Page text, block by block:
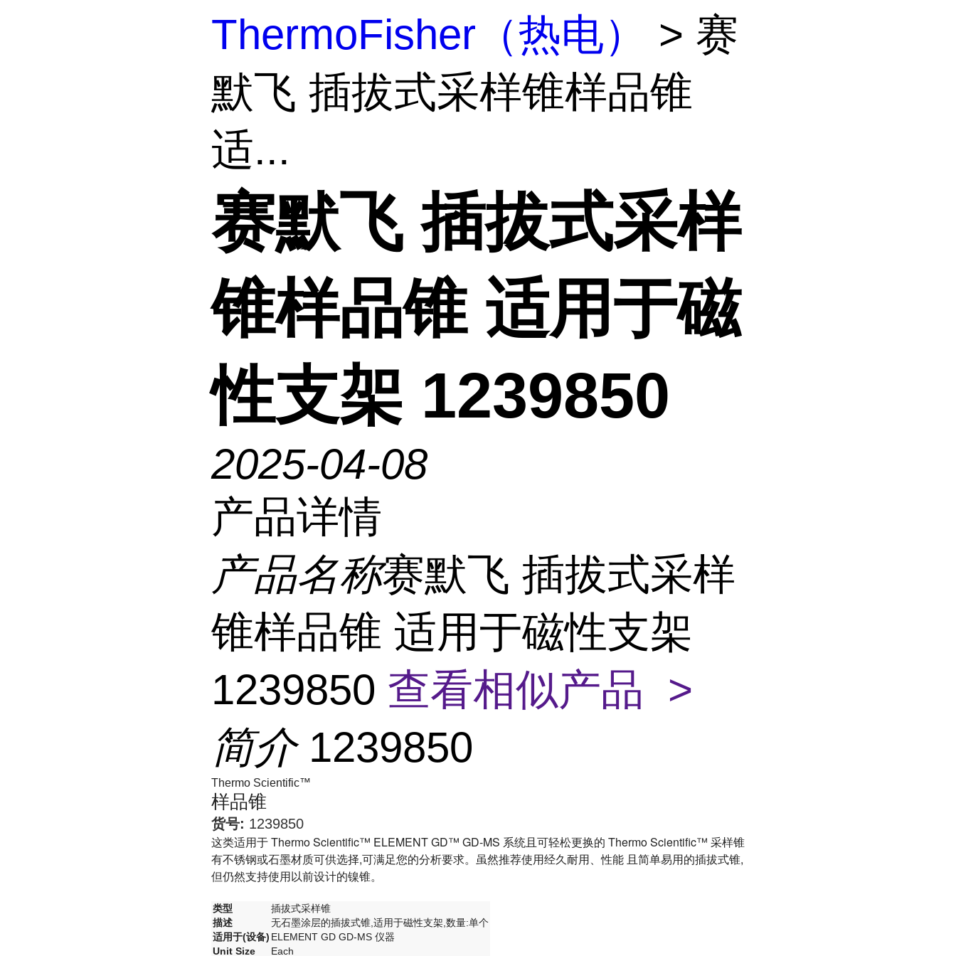
ThermoFisher（热电）
> 赛
默飞 插拔式采样锥样品锥
适...
赛默飞 插拔式采样
锥样品锥 适用于磁
性支架 1239850
2025-04-08
产品详情
产品名称赛默飞 插拔式采样
锥样品锥 适用于磁性支架
1239850 查看相似产品 >
简介 1239850
Thermo Scientific™
样品锥
货号: 1239850
这类适用于 Thermo Scientific™ ELEMENT GD™ GD-MS 系统且可轻松更换的 Thermo Scientific™ 采样锥
有不锈钢或石墨材质可供选择,可满足您的分析要求。虽然推荐使用经久耐用、性能 且简单易用的插拔式锥,
但仍然支持使用以前设计的镍锥。
类型
插拔式采样锥
描述
无石墨涂层的插拔式锥,适用于磁性支架,数量:单个
适用于(设备) ELEMENT GD GD-MS 仪器
Unit Size
Each